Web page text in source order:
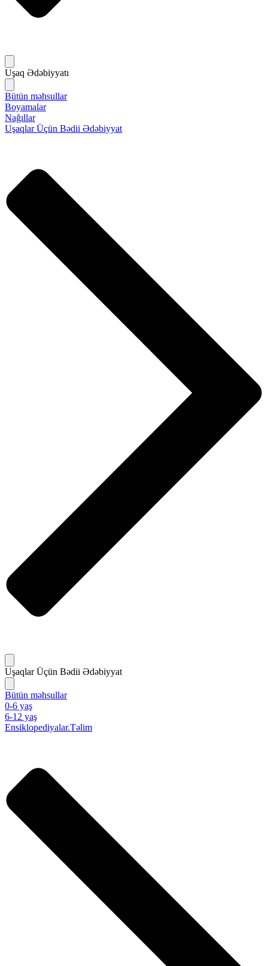
Uşaq Ədəbiyyatı
Bütün məhsullar
Boyamalar
Nağıllar
Uşaqlar Üçün Bədii Ədəbiyyat
Uşaqlar Üçün Bədii Ədəbiyyat
Bütün məhsullar
0-6 yaş
6-12 yaş
Ensiklopediyalar.Təlim